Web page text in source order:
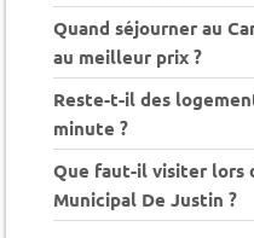
Quand séjourner au
au meilleur prix ?
Reste-t-il des
minute ?
Que faut-il visiter lors
Municipal De Justin ?